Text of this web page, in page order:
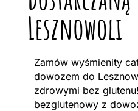
Lesznowoli
Zamów wyśmienity
dowozem do
zdrowymi bez
bezglutenowy z